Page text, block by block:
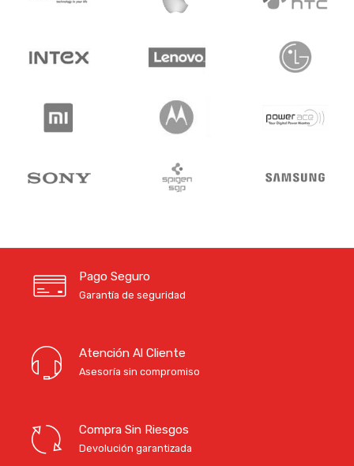
Pago Seguro
Garantía de seguridad
Atención Al Cliente
Asesoría sin compromiso
Compra Sin Riesgos
Devolución garantizada